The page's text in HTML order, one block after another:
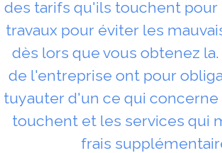
des tarifs qu'ils touchent pour
travaux pour éviter les
dès lors que vous obtenez la.
de l'entreprise ont pour
tuyauter d'un ce qui concerne
touchent et les services qui
frais